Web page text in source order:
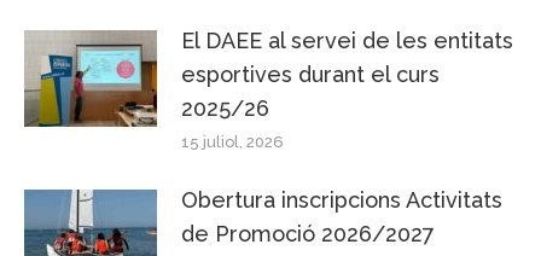
El DAEE al servei de les entitats
esportives durant el curs
2025/26
15 juliol, 2026
Obertura inscripcions Activitats
de Promoció 2026/2027